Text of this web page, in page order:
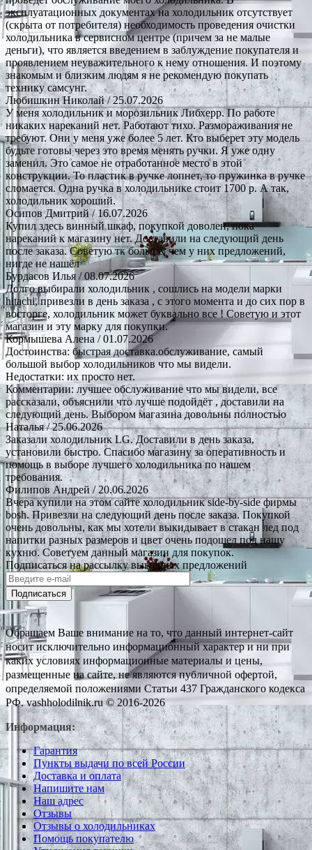
эксплуатационных документах на холодильник отсутствует
(скрыта от потребителя) необходимость проведения очистки
холодильника в сервисном центре (причем за не малые
деньги), что является введением в заблуждение покупателя и
проявлением неуважительного к нему отношения. И поэтому
знакомым и близким людям я не рекомендую покупать
технику самсунг.
Любишкин Николай/ 25.07.2026
У меня холодильник и морозильник Либхерр. По работе
никаких нареканий нет. Работают тихо. Размораживания не
требуют. Они у меня уже более 5 лет. Кто выберет эту модель
будьте готовы через это время менять ручки. Я уже одну
заменил. Это самое не отработанное место в этой
конструкции. То пластик в ручке лопнет, то пружинка в ручке
сломается. Одна ручка в холодильнике стоит 1700 р. А так,
холодильник хороший.
Осипов Дмитрий/ 16.07.2026
Купил здесь винный шкаф, покупкой доволен, пока
нареканий к магазину нет. Доставили на следующий день
после заказа. Советую тк больше, чем у них предложений,
нигде не нашёл
Бурдасов Илья / 08.07.2026
Долго выбирали холодильник , сошлись на модели марки
hitachi, привезли в день заказа , с этого момента и до сих пор в
восторге, холодильник может буквально все ! Советую и этот
магазин и эту марку для покупки.
Кормышева Алена / 01.07.2026
Достоинства: быстрая доставка.обслуживание, самый
большой выбор холодильников что мы видели.
Недостатки: их просто нет.
Комментарии: лучшее обслуживание что мы видели, все
рассказали, объяснили что лучше подойдёт , доставили на
следующий день. Выбором магазина довольны полностью
Наталья/ 25.06.2026
Заказали холодильник LG. Доставили в день заказа,
установили быстро. Спасибо магазину за оперативность и
помощь в выборе лучшего холодильника по нашем
требования.
Филипов Андрей/ 20.06.2026
Вчера купили на этом сайте холодильник side-by-side фирмы
bosh. Привезли на следующий день после заказа. Покупкой
очень довольны, как мы хотели выкидывает в стакан лед под
напитки разных размеров и цвет очень подошел под нашу
кухню. Советуем данный магазин для покупок.
Подписаться на рассылку выгодных предложений
Подписаться
Обращаем Ваше внимание на то, что данный интернет-сайт
носит исключительно информационный характер и ни при
каких условиях информационные материалы и цены,
размещенные на сайте, не являются публичной офертой,
определяемой положениями Статьи 437 Гражданского кодекса
РФ. vashholodilnik.ru © 2016-2026
Информация:
Гарантия
Пункты выдачи по всей России
Доставка и оплата
Напишите нам
Наш адрес
Отзывы
Отзывы о холодильниках
Помощь покупателю